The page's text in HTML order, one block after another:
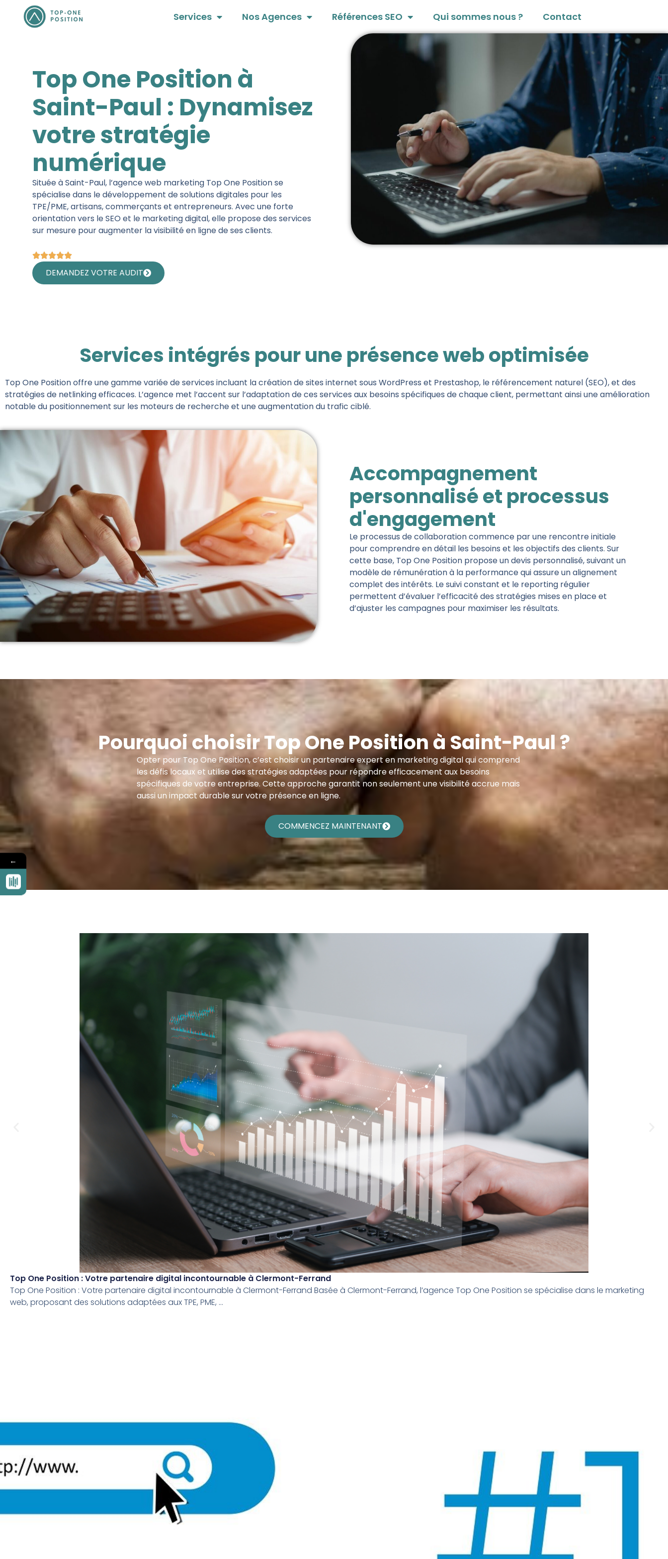
contenu
Services Nos Agences Références SEO Qui sommes nous ? Contact
Top One Position à
Saint-Paul : Dynamisez
votre stratégie
numérique
Située à Saint-Paul, l’agence web marketing Top One Position se
spécialise dans le développement de solutions digitales pour les
TPE/PME, artisans, commerçants et entrepreneurs. Avec une forte
orientation vers le SEO et le marketing digital, elle propose des services
sur mesure pour augmenter la visibilité en ligne de ses clients.
DEMANDEZ VOTRE AUDIT
Services intégrés pour une présence web optimisée
Top One Position offre une gamme variée de services incluant la création de sites internet sous WordPress et Prestashop, le référencement naturel (SEO), et des
stratégies de netlinking efficaces. L’agence met l’accent sur l’adaptation de ces services aux besoins spécifiques de chaque client, permettant ainsi une amélioration
notable du positionnement sur les moteurs de recherche et une augmentation du trafic ciblé.
Accompagnement
personnalisé et processus
d'engagement
Le processus de collaboration commence par une rencontre initiale
pour comprendre en détail les besoins et les objectifs des clients. Sur
cette base, Top One Position propose un devis personnalisé, suivant un
modèle de rémunération à la performance qui assure un alignement
complet des intérêts. Le suivi constant et le reporting régulier
permettent d’évaluer l’efficacité des stratégies mises en place et
d’ajuster les campagnes pour maximiser les résultats.
Pourquoi choisir Top One Position à Saint-Paul ?
Opter pour Top One Position, c’est choisir un partenaire expert en marketing digital qui comprend
les défis locaux et utilise des stratégies adaptées pour répondre efficacement aux besoins
spécifiques de votre entreprise. Cette approche garantit non seulement une visibilité accrue mais
aussi un impact durable sur votre présence en ligne.
COMMENCEZ MAINTENANT
Top One Position : Votre partenaire digital incontournable à Clermont-Ferrand
Top One Position : Votre partenaire digital incontournable à Clermont-Ferrand Basée à Clermont-Ferrand, l’agence Top One Position se spécialise dans le marketing
web, proposant des solutions adaptées aux TPE, PME, ...
←